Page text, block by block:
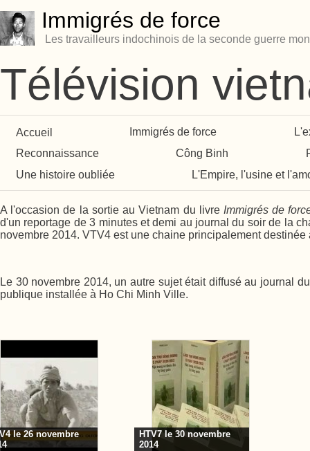
Immigrés de force
Les travailleurs indochinois de la seconde guerre
Télévision
Accueil Immigrés de force
Reconnaissance
Công Binh
Une histoire oubliée
L'Empire, l'usine et
A l'occasion de la sortie au Vietnam du livre Immigrés de
d'un reportage de 3 minutes et demi au journal du soir de la
novembre 2014. VTV4 est une chaine principalement
Le 30 novembre 2014, un autre sujet était diffusé au journal
publique installée à Ho Chi Minh Ville.
le 26 novembre
HTV7 le 30 novembre
2014